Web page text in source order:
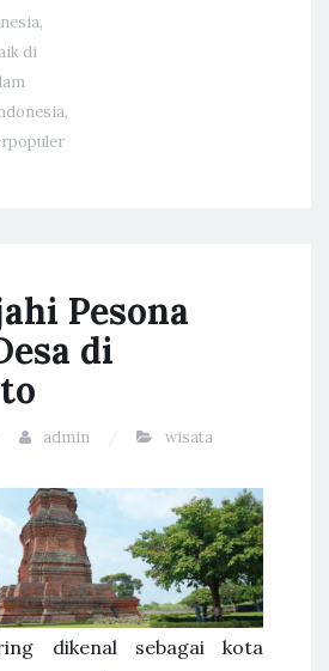
,
di
,
Pesona
di
admin wisata
dikenal sebagai kota